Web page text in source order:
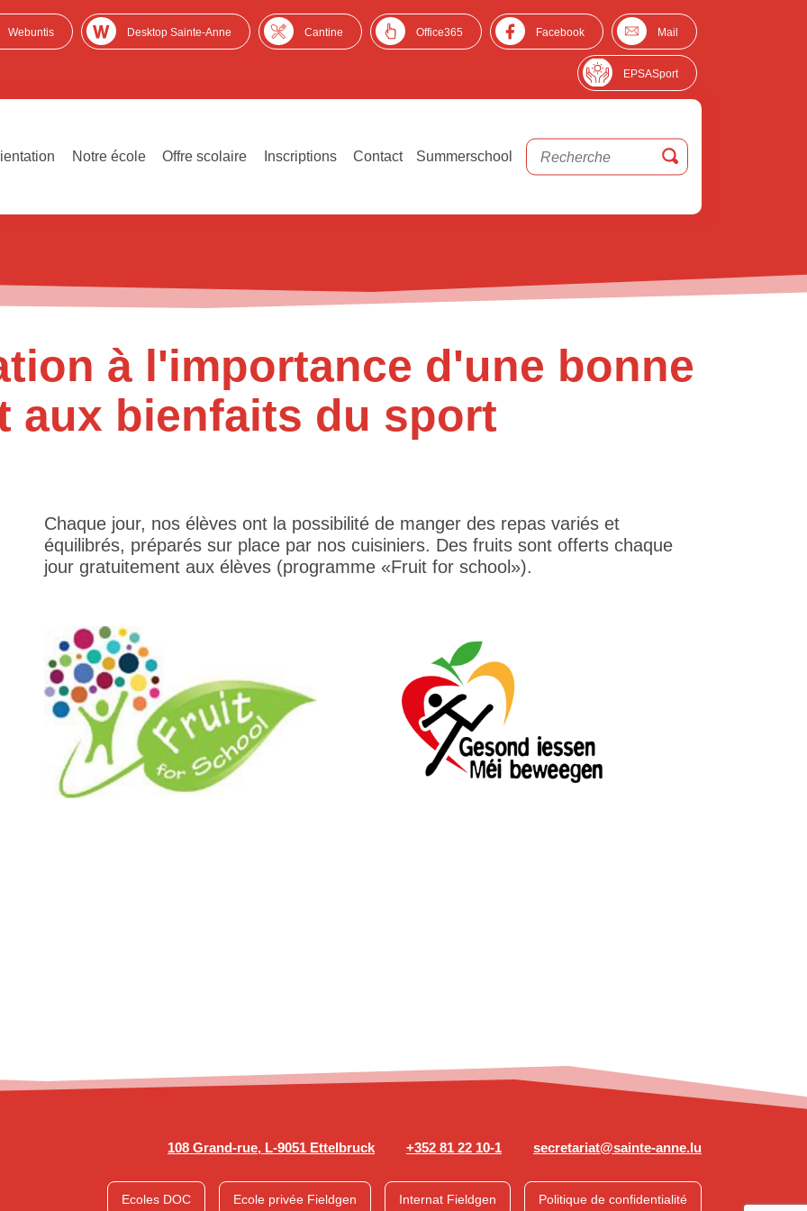
Webuntis Desktop Sainte-Anne Cantine Office365 Facebook Mail
EPSASport
Notre école Offre scolaire Inscriptions Contact Summerschool
à l'importance d'une bonne
aux bienfaits du sport
Chaque jour, nos élèves ont la possibilité de manger des repas variés et
équilibrés, préparés sur place par nos cuisiniers. Des fruits sont offerts chaque
jour gratuitement aux élèves (programme «Fruit for school»).
108 Grand-rue, L-9051 Ettelbruck +352 81 22 10-1 secretariat@sainte-anne.lu
Ecoles DOC Ecole privée Fieldgen Internat Fieldgen Politique de confidentialité